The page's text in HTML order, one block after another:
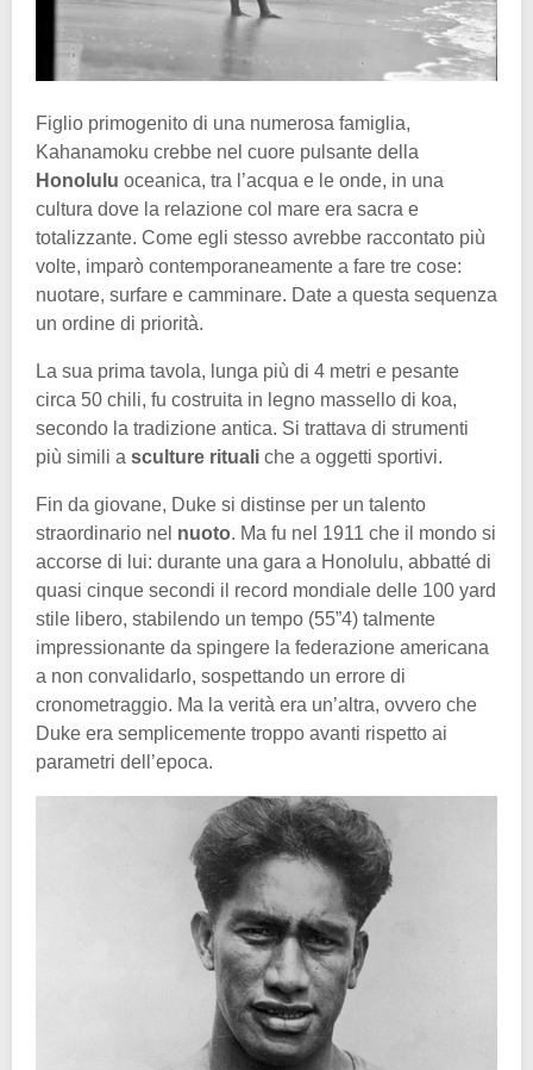
Figlio primogenito di una numerosa famiglia,
Kahanamoku crebbe nel cuore pulsante della
Honolulu oceanica, tra l’acqua e le onde, in una
cultura dove la relazione col mare era sacra e
totalizzante. Come egli stesso avrebbe raccontato più
volte, imparò contemporaneamente a fare tre cose:
nuotare, surfare e camminare. Date a questa sequenza
un ordine di priorità.
La sua prima tavola, lunga più di 4 metri e pesante
circa 50 chili, fu costruita in legno massello di koa,
secondo la tradizione antica. Si trattava di strumenti
più simili a sculture rituali che a oggetti sportivi.
Fin da giovane, Duke si distinse per un talento
straordinario nel nuoto. Ma fu nel 1911 che il mondo si
accorse di lui: durante una gara a Honolulu, abbatté di
quasi cinque secondi il record mondiale delle 100 yard
stile libero, stabilendo un tempo (55”4) talmente
impressionante da spingere la federazione americana
a non convalidarlo, sospettando un errore di
cronometraggio. Ma la verità era un’altra, ovvero che
Duke era semplicemente troppo avanti rispetto ai
parametri dell’epoca.